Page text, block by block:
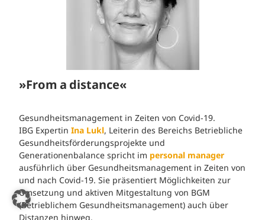
»From a distance«
Gesundheitsmanagement in Zeiten von Covid-19.
IBG Expertin Ina Lukl, Leiterin des Bereichs Betriebliche
Gesundheitsförderungsprojekte und
Generationenbalance spricht im personal manager
ausführlich über Gesundheitsmanagement in Zeiten von
und nach Covid-19. Sie präsentiert Möglichkeiten zur
Umsetzung und aktiven Mitgestaltung von BGM
(Betrieblichem Gesundheitsmanagement) auch über
Distanzen hinweg.